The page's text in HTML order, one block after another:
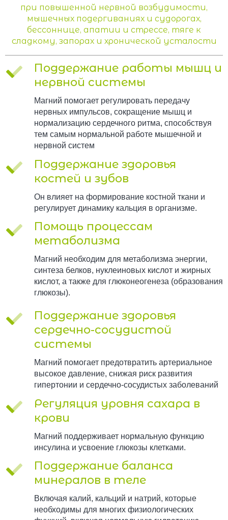
при повышенной нервной возбудимости,
мышечных подергиваниях и судорогах,
бессоннице, апатии и стрессе, тяге к
сладкому, запорах и хронической усталости
Поддержание работы мышц и
нервной системы
Магний помогает регулировать передачу
нервных импульсов, сокращение мышц и
нормализацию сердечного ритма, способствуя
тем самым нормальной работе мышечной и
нервной систем
Поддержание здоровья
костей и зубов
Он влияет на формирование костной ткани и
регулирует динамику кальция в организме.
Помощь процессам
метаболизма
Магний необходим для метаболизма энергии,
синтеза белков, нуклеиновых кислот и жирных
кислот, а также для глюконеогенеза (образования
глюкозы).
Поддержание здоровья
сердечно-сосудистой
системы
Магний помогает предотвратить артериальное
высокое давление, снижая риск развития
гипертонии и сердечно-сосудистых заболеваний
Регуляция уровня сахара в
крови
Магний поддерживает нормальную функцию
инсулина и усвоение глюкозы клетками.
Поддержание баланса
минералов в теле
Включая калий, кальций и натрий, которые
необходимы для многих физиологических